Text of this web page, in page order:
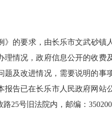
的要求，由长乐市文武砂镇
情况，政府信息公开的收
及改进情况，需要说明的
报告已在长乐市人民政府网
25号旧法院内，邮编：350200